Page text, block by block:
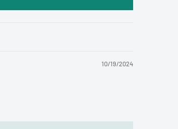
10/19/2024